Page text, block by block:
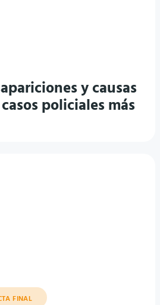
y causas
policiales más
a Walter Bento:
pago de